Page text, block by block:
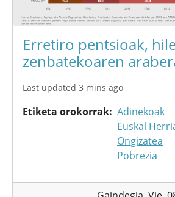
Erretiro pentsioak,
zenbatekoaren
Last updated 3 mins ago
Etiketa orokorrak Adinekoak
Euskal
Ongizatea
Pobrezia